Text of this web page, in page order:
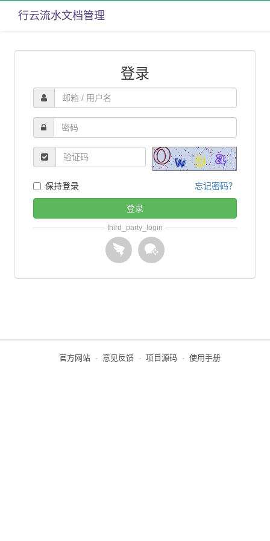
行云流水文档管理
登录
保持登录 忘记密码？
登录
third_party_login
官方网站 · 意见反馈 · 项目源码 · 使用手册